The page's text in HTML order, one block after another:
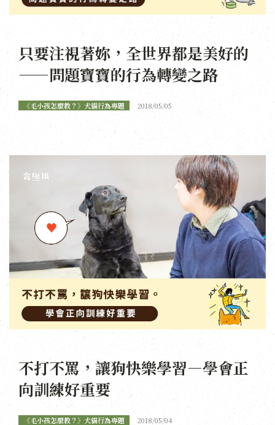
只要注視著妳，全世界都是美好的
——問題寶寶的行為轉變之路
《毛小孩怎麼教？》犬貓行為專題 2018/05/05
不打不罵，讓狗快樂學習—學會正
向訓練好重要
《毛小孩怎麼教？》犬貓行為專題 2018/05/04